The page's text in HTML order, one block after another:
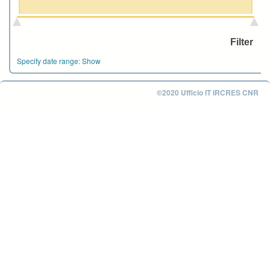
Specify date range:Show
©2020 Ufficio IT IRCRES CNR